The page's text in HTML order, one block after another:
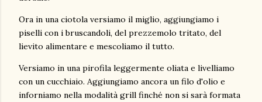
Ora in una ciotola versiamo il miglio, aggiungiamo i
piselli con i bruscandoli, del prezzemolo tritato, del
lievito alimentare e mescoliamo il tutto.
Versiamo in una pirofila leggermente oliata e livelliamo
con un cucchiaio. Aggiungiamo ancora un filo d'olio e
inforniamo nella modalità grill finché non si sarà formata